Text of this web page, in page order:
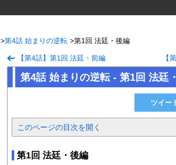
>第4話 始まりの逆転 >第1回 法廷・後編
【第4話】第1回 法廷・前編 【
第4話 始まりの逆転 - 第1回 法廷
ツイー
このページの目次を開く
第1回 法廷・後編